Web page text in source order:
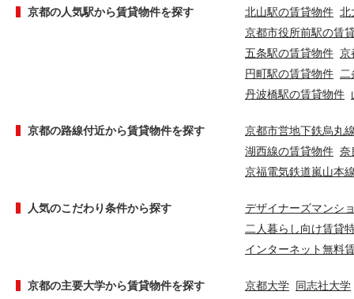
京都の人気駅から賃貸物件を探す 北山駅の賃貸物件 北
京都市役所前駅の賃
五条駅の賃貸物件 京
円町駅の賃貸物件
丹波橋駅の賃貸物件
京都の路線付近から賃貸物件を探す
京都市営地下鉄烏丸
湖西線の賃貸物件 奈
京福電気鉄道嵐山本
人気のこだわり条件から探す
デザイナーズマンシ
二人暮らし向け賃貸
インターネット無料
京都の主要大学から賃貸物件を探す 京都大学 同志社大学